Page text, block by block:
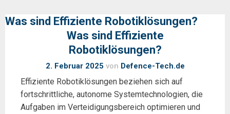
Was sind Effiziente Robotiklösungen?
Was sind Effiziente
Robotiklösungen?
2. Februar 2025 von Defence-Tech.de
Effiziente Robotiklösungen beziehen sich auf
fortschrittliche, autonome Systemtechnologien, die
Aufgaben im Verteidigungsbereich optimieren und